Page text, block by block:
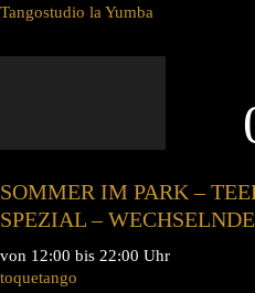
Tangostudio la Yumba
SOMMER IM PARK –
SPEZIAL –
von 12:00 bis 22:00 Uhr
toquetango